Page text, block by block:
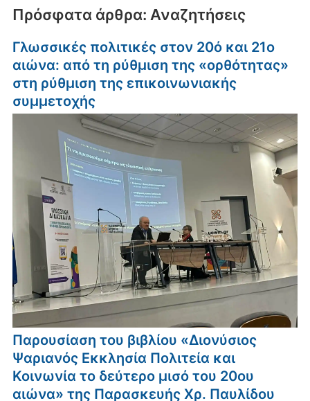
Πρόσφατα άρθρα: Αναζητήσεις
Γλωσσικές πολιτικές στον 20ό και 21ο
αιώνα: από τη ρύθμιση της «ορθότητας»
στη ρύθμιση της επικοινωνιακής
συμμετοχής
Παρουσίαση του βιβλίου «Διονύσιος
Ψαριανός Εκκλησία Πολιτεία και
Κοινωνία το δεύτερο μισό του 20ου
αιώνα» της Παρασκευής Χρ. Παυλίδου